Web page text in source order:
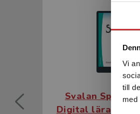
Vi
till
med
Svalan
Digital lärarlicens